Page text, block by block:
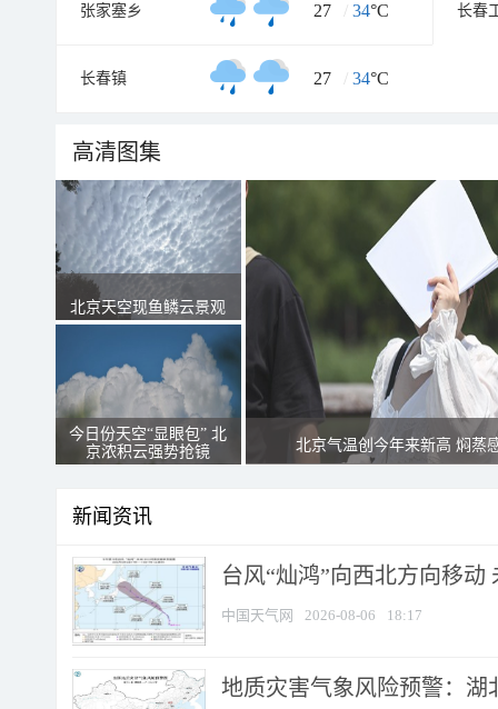
张家塞乡 27 / 34°C 长春
长春镇 27 / 34°C
高清图集
北京天空现鱼鳞云景观
今日份天空“显眼包” 北
京浓积云强势抢镜
北京气温创今年来新高 焖蒸
新闻资讯
台风“灿鸿”向西北方向移动
中国天气网 2026-08-06 18:17
地质灾害气象风险预警：湖